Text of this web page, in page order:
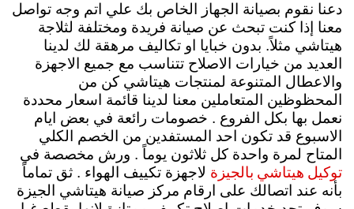
دعنا نقوم بصيانة الجهاز الخاص بك علي اتم وجه تواصل
معنا إذا كنت تبحث عن صيانة فريدة ومختلفة لثلاجة
هيتاشي مثلاً. بدون خبايا او تكاليف مرهقة لك لدينا
العديد من خيارات الاصلاح تتناسب مع جميع الاجهزة
والاعطال المتنوعة لمنتجات هيتاشي كن من
المحظوظين المتعاملين معنا لدينا قائمة اسعار محددة
نعمل بها بكل الفروع . خصومات رائعة في بعض ايام
الاسبوع قد تكون احد المستفدين من الخصم الكلي
المتاح لمرة واحدة كل ثلاثون يوماً . ورش مخصصة في
توكيل هيتاشي بالجيزة لاجهزة تكييف الهواء . ثق تماماً
بأنه عند اتصالك على ارقام مركز صيانة هيتاشي الجيزة